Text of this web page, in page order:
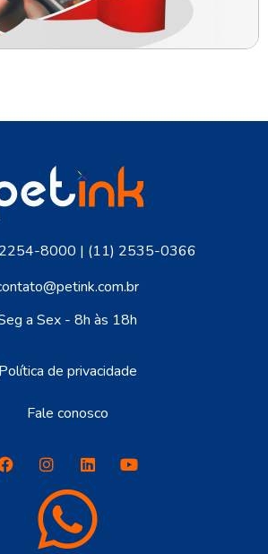
8000 | (11) 2535-0366
a Sex - 8h às 18h
Política de privacidade
Fale conosco